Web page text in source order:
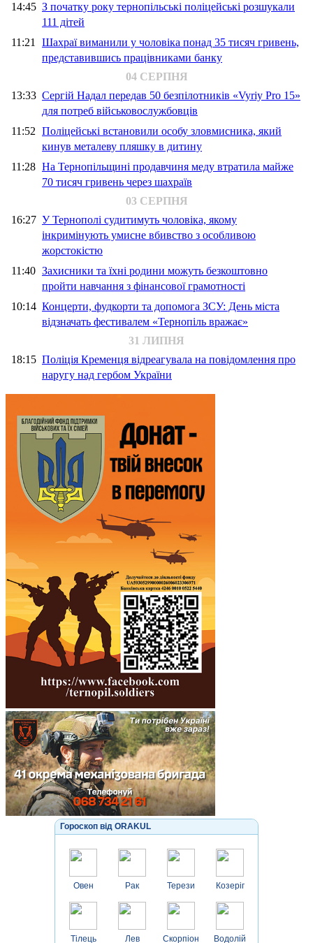
14:45 З початку року тернопільські поліцейські розшукали
111 дітей
11:21 Шахраї виманили у чоловіка понад 35 тисяч гривень,
представившись працівниками банку
04 СЕРПНЯ
13:33 Сергій Надал передав 50 безпілотників «Vyriy Pro 15»
для потреб військовослужбовців
11:52 Поліцейські встановили особу зловмисника, який
кинув металеву пляшку в дитину
11:28 На Тернопільщині продавчиня меду втратила майже
70 тисяч гривень через шахраїв
03 СЕРПНЯ
16:27 У Тернополі судитимуть чоловіка, якому
інкримінують умисне вбивство з особливою
жорстокістю
11:40 Захисники та їхні родини можуть безкоштовно
пройти навчання з фінансової грамотності
10:14 Концерти, фудкорти та допомога ЗСУ: День міста
відзначать фестивалем «Тернопіль вражає»
31 ЛИПНЯ
18:15 Поліція Кременця відреагувала на повідомлення про
наругу над гербом України
Гороскоп від ORAKUL
Овен
Тілець
Рак
Лев
Терези
Скорпіон
Козеріг
Водолій